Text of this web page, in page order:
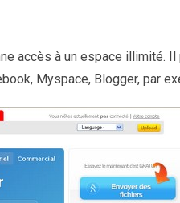
accès à un espace illimité.
Myspace, Blogger, par